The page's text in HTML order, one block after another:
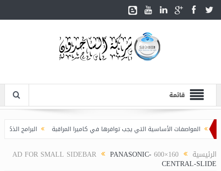
قائمة
المواصفات الأساسية التي يجب توافرها في كاميرا المراقبة البرامج الذكية
الرئيسية 160×600 AD FOR SMALL SIDEBAR
PANASONIC-
CENTRAL-SLIDE